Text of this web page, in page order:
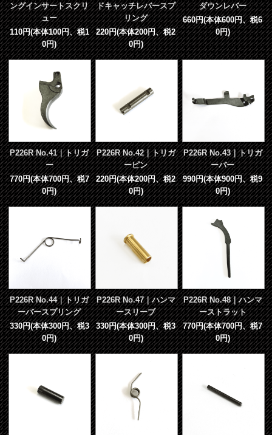
ングインサートスクリ
ュー
110円(本体100円、税1
0円)
ドキャッチレバースプ
リング
220円(本体200円、税2
0円)
ダウンレバー
660円(本体600円、税6
0円)
P226R No.41｜トリガ
ー
770円(本体700円、税7
0円)
P226R No.42｜トリガ
ーピン
220円(本体200円、税2
0円)
P226R No.43｜トリガ
ーバー
990円(本体900円、税9
0円)
P226R No.44｜トリガ
ーバースプリング
330円(本体300円、税3
0円)
P226R No.47｜ハンマ
ースリーブ
330円(本体300円、税3
0円)
P226R No.48｜ハンマ
ーストラット
770円(本体700円、税7
0円)